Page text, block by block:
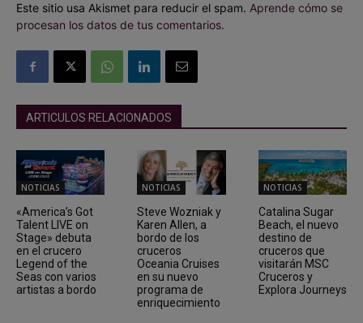
Este sitio usa Akismet para reducir el spam. Aprende cómo se
procesan los datos de tus comentarios.
ARTICULOS RELACIONADOS
NOTICIAS
«America’s Got
Talent LIVE on
Stage» debuta
en el crucero
Legend of the
Seas con varios
artistas a bordo
NOTICIAS
Steve Wozniak y
Karen Allen, a
bordo de los
cruceros
Oceania Cruises
en su nuevo
programa de
enriquecimiento
NOTICIAS
Catalina Sugar
Beach, el nuevo
destino de
cruceros que
visitarán MSC
Cruceros y
Explora Journeys